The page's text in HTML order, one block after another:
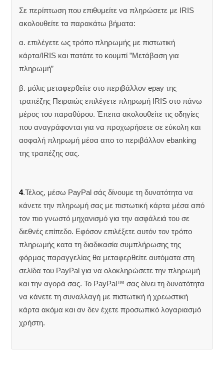
Σε περίπτωση που επιθυμείτε να πληρώσετε με IRIS
ακολουθείτε τα παρακάτω βήματα:
α. επιλέγετε ως τρόπο πληρωμής με πιστωτική
κάρτα/IRIS και πατάτε το κουμπί ”Μετάβαση για
πληρωμή”
β. μόλις μεταφερθείτε στο περιβάλλον epay της
τραπέζης Πειραιώς επιλέγετε πληρωμή IRIS στο πάνω
μέρος του παραθύρου. Έπειτα ακολουθείτε τις οδηγίες
που αναγράφονται για να προχωρήσετε σε εύκολη και
ασφαλή πληρωμή μέσα απο το περιβάλλον ebanking
της τραπέζης σας.
4.Τέλος, μέσω PayPal σάς δίνουμε τη δυνατότητα να
κάνετε την πληρωμή σας με πιστωτική κάρτα μέσα από
τον πιο γνωστό μηχανισμό για την ασφάλειά του σε
διεθνές επίπεδο. Εφόσον επιλέξετε αυτόν τον τρόπο
πληρωμής κατα τη διαδικασία συμπλήρωσης της
φόρμας παραγγελίας θα μεταφερθείτε αυτόματα στη
σελίδα του PayPal για να ολοκληρώσετε την πληρωμή
και την αγορά σας. Το PayPal™ σας δίνει τη δυνατότητα
να κάνετε τη συναλλαγή με πιστωτική ή χρεωστική
κάρτα ακόμα και αν δεν έχετε προσωπικό λογαριασμό
χρήστη.